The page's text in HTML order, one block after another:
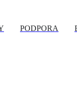
PODPORA